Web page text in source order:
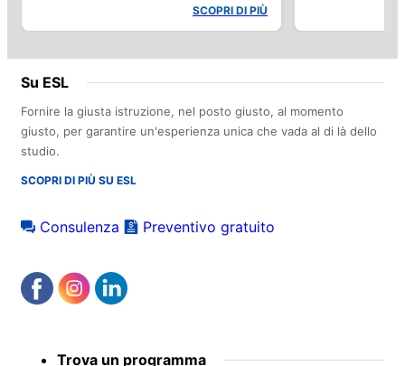
SCOPRI DI PIÙ
Su ESL
Fornire la giusta istruzione, nel posto giusto, al momento
giusto, per garantire un'esperienza unica che vada al di là dello
studio.
SCOPRI DI PIÙ SU ESL
Consulenza Preventivo gratuito
menuTrova un programma